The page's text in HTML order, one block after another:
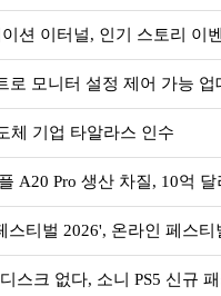
션 이터널, 인기 스토리 이
한 기념 이벤트 실시!
로 모니터 설정 제어 가능 업
체 기업 타알라스 인수
A20 Pro 생산 차질, 10억 달
스티벌 2026', 온라인 페스티
스크 없다, 소니 PS5 신규